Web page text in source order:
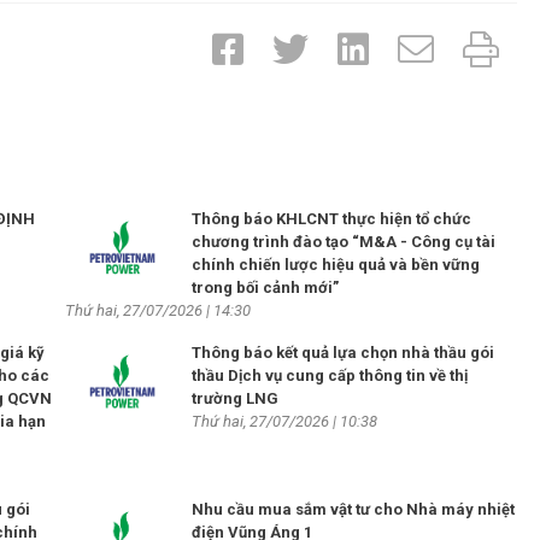
Thông báo KHLCNT thực hiện tổ chức
chương trình đào tạo “M&A - Công cụ tài
chính chiến lược hiệu quả và bền vững
trong bối cảnh mới”
Thứ hai, 27/07/2026 | 14:30
kỹ
các
hạn
Thông báo kết quả lựa chọn nhà thầu gói
thầu Dịch vụ cung cấp thông tin về thị
trường LNG
Thứ hai, 27/07/2026 | 10:38
gói
Nhu cầu mua sắm vật tư cho Nhà máy nhiệt
điện Vũng Áng 1